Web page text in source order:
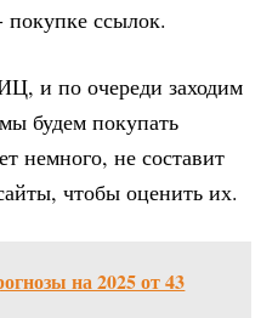
покупке ссылок.
и по очереди заходим
будем покупать
немного, не составит
чтобы оценить их.
на 2025 от 43